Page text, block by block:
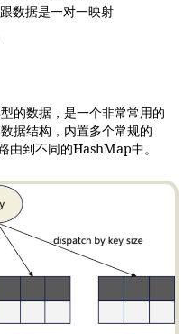
数据是一对一映射
的数据，是一个非常常用的
据结构，内置多个常规的
到不同的HashMap中。